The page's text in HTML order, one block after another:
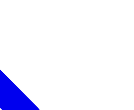
het jaar onze oren en
bijvoorbeeld van ouders,
dan kijken we of het een
eerst met het bestuur.